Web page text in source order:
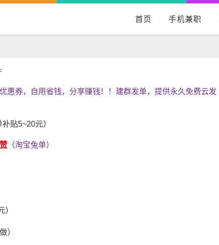
首页 手机兼职
惠券，自用省钱，分享赚钱！！建群发单，提供永久免费云发
贴5~20元）
（淘宝兔单）
）
）